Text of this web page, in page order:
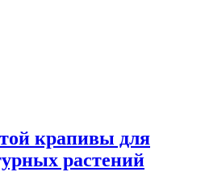
крапивы для
растений